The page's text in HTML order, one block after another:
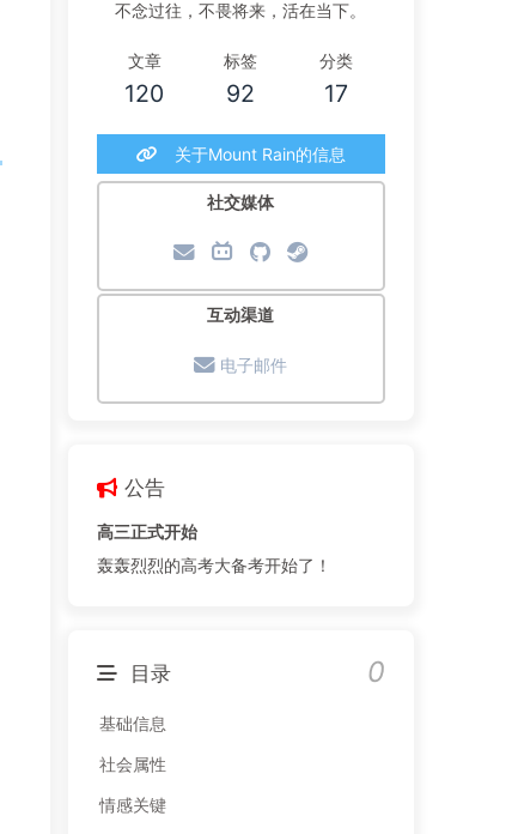
不念过往，不畏将来，活在当下。
文章
120
标签
92
分类
17
关于Mount Rain的信息
社交媒体
互动渠道
电子邮件
公告
高三正式开始
轰轰烈烈的高考大备考开始了！
目录 0
基础信息
社会属性
情感关键